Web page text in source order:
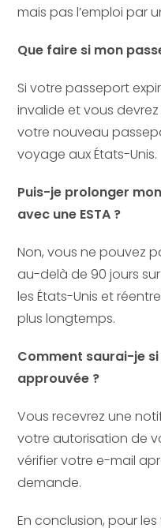
mais pas l’emploi par
Que faire si mon
Si votre passeport
invalide et vous
votre nouveau
voyage aux États-Unis.
Puis-je prolonger
avec une ESTA ?
Non, vous ne pouvez
au-delà de 90 jours
les États-Unis et
plus longtemps.
Comment saurai-je si
approuvée ?
Vous recevrez une
votre autorisation de
vérifier votre e-mail
demande.
En conclusion, pour